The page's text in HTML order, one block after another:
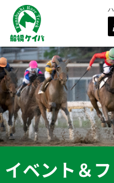
船
橋
ケ
イ
バ
イベント＆